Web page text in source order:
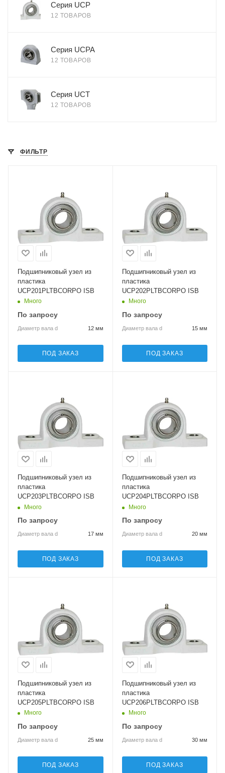
Серия UCP
12 ТОВАРОВ
Серия UCPA
12 ТОВАРОВ
Серия UCT
12 ТОВАРОВ
ФИЛЬТР
Подшипниковый узел из
пластика
UCP201PLTBCORPO ISB
Много
По запросу
Диаметр вала d 12 мм
ПОД ЗАКАЗ
Подшипниковый узел из
пластика
UCP202PLTBCORPO ISB
Много
По запросу
Диаметр вала d 15 мм
ПОД ЗАКАЗ
Подшипниковый узел из
пластика
UCP203PLTBCORPO ISB
Много
По запросу
Диаметр вала d 17 мм
ПОД ЗАКАЗ
Подшипниковый узел из
пластика
UCP204PLTBCORPO ISB
Много
По запросу
Диаметр вала d 20 мм
ПОД ЗАКАЗ
Подшипниковый узел из
пластика
UCP205PLTBCORPO ISB
Много
По запросу
Диаметр вала d 25 мм
ПОД ЗАКАЗ
Подшипниковый узел из
пластика
UCP206PLTBCORPO ISB
Много
По запросу
Диаметр вала d 30 мм
ПОД ЗАКАЗ